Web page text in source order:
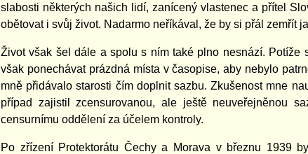
slabosti některých našich lidí, zanícený vlastenec a přítel
obětovat i svůj život. Nadarmo neříkával, že by si přál zemřít
Život však šel dále a spolu s ním také plno nesnází. Potíže
však ponechávat prázdná místa v časopise, aby nebylo
mně přidávalo starosti čím doplnit sazbu. Zkušenost mne
případ zajistil zcensurovanou, ale ještě neuveřejněnou
censurnímu oddělení za účelem kontroly.
Po zřízení Protektorátu Čechy a Morava v březnu 1939